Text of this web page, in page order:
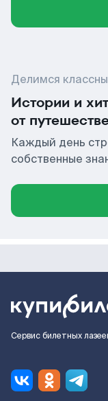
Делимся
Истории и
от
Каждый день
собственные
Сервис билетных